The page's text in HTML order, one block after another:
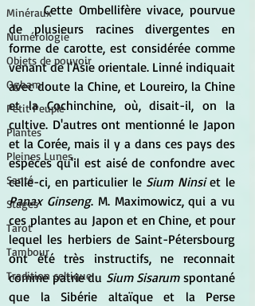
Minéraux
Numérologie
Objets de pouvoir
Ogham
Petit Peuple
Plantes
Pleines Lunes
Santé
Stages
Tarot
Tambour
Tradition celtique
	Cette Ombellifère vivace, pourvue
de plusieurs racines divergentes en
forme de carotte, est considérée comme
venant de l'Asie orientale. Linné indiquait
avec doute la Chine, et Loureiro, la Chine
et la Cochinchine, où, disait-il, on la
cultive. D'autres ont mentionné le Japon
et la Corée, mais il y a dans ces pays des
espèces qu'il est aisé de confondre avec
celle-ci, en particulier le Sium Ninsi
Panax Ginseng. M. Maximowicz, qui a vu
ces plantes au Japon et en Chine, et pour
lequel les herbiers de Saint-Pétersbourg
ont été très instructifs, ne reconnait
comme patrie du Sium Sisarum spontané
que la Sibérie altaïque et la Perse